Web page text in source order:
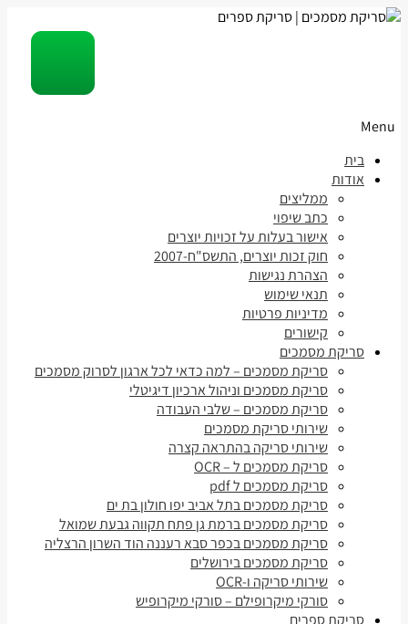
Skip בית
אודות
ממליצים
כתב שיפוי
אישור בעלות על זכויות יוצרים
חוק זכות יוצרים, התשס"ח-2007
הצהרת נגישות
תנאי שימוש
מדיניות פרטיות
קישורים
סריקת מסמכים
סריקת מסמכים – למה כדאי לכל ארגון לסרוק מסמכים
סריקת מסמכים וניהול ארכיון דיגיטלי
סריקת מסמכים – שלבי העבודה
שירותי סריקת מסמכים
שירותי סריקה בהתראה קצרה
סריקת מסמכים ל – OCR
סריקת מסמכים ל pdf
סריקת מסמכים בתל אביב יפו חולון בת ים
סריקת מסמכים ברמת גן פתח תקווה גבעת שמואל
סריקת מסמכים בכפר סבא רעננה הוד השרון הרצליה
סריקת מסמכים בירושלים
שירותי סריקה ו-OCR
סורקי מיקרופילם – סורקי מיקרופיש
סריקת ספרים